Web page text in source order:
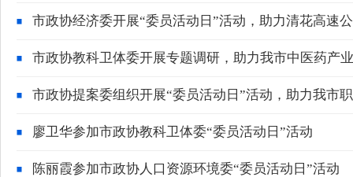
市政协经济委开展“委员活动日”活动，助力清花高速
市政协教科卫体委开展专题调研，助力我市中医药产
市政协提案委组织开展“委员活动日”活动，助力我市
廖卫华参加市政协教科卫体委“委员活动日”活动
陈丽霞参加市政协人口资源环境委“委员活动日”活动